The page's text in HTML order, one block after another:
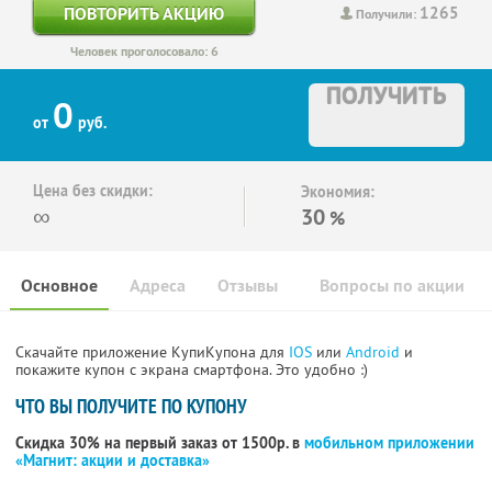
Получили: 1265
ПОВТОРИТЬ АКЦИЮ
Человек проголосовало: 6
от 0 руб.
ПОЛУЧИТЬ
Цена без скидки:
∞
Экономия:
30 %
Основное Отзывы Вопросы по акции
Адреса
Скачайте приложение КупиКупона для IOS или Android и
покажите купон с экрана смартфона. Это удобно :)
ЧТО ВЫ ПОЛУЧИТЕ ПО КУПОНУ
Скидка 30% на первый заказ от 1500р. в мобильном приложении
«Магнит: акции и доставка»